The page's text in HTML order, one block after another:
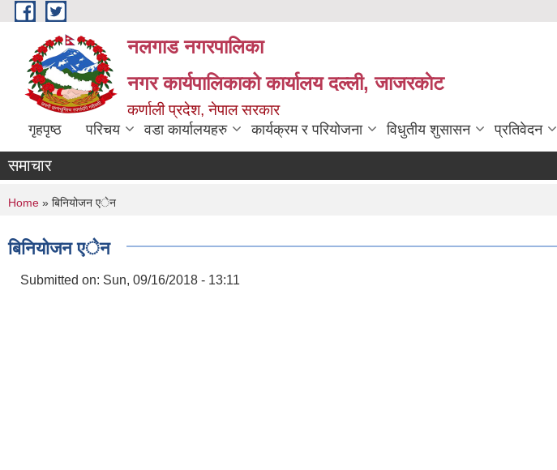
Skip to main content
नलगाड नगरपालिका
नगर कार्यपालिकाको कार्यालय दल्ली, जाजरकाेट
कर्णाली प्रदेश, नेपाल सरकार
गृहपृष्ठ परिचय वडा कार्यालयहरु कार्यक्रम र परियोजना विधुतीय शुसासन प्रतिवेदन
समाचार
You are here
Home » बिनियोजन एेन
बिनियोजन एेन
Submitted on: Sun, 09/16/2018 - 13:11